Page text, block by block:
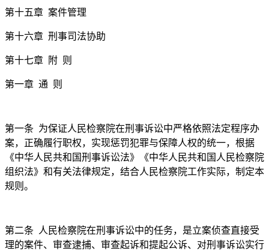
第十五章 案件管理
第十六章 刑事司法协助
第十七章 附 则
第一章 通 则
第一条 为保证人民检察院在刑事诉讼中严格依照法定程序办
案，正确履行职权，实现惩罚犯罪与保障人权的统一，根据
《中华人民共和国刑事诉讼法》《中华人民共和国人民检察院
组织法》和有关法律规定，结合人民检察院工作实际，制定本
规则。
第二条
人民检察院在刑事诉讼中的任务，是立案侦查直接受
理的案件、审查逮捕、审查起诉和提起公诉、对刑事诉讼实行